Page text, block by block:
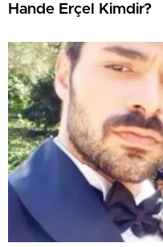
Hande Erçel Kimdir?